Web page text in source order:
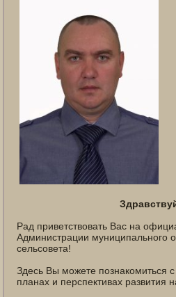
Рад приветствовать Вас на
Администрации муниципального
сельсовета!
Здесь Вы можете познакомиться
планах и перспективах развития